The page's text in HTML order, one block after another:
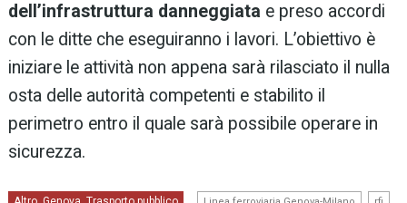
dell’infrastruttura danneggiata e preso accordi
con le ditte che eseguiranno i lavori. L’obiettivo è
iniziare le attività non appena sarà rilasciato il nulla
osta delle autorità competenti e stabilito il
perimetro entro il quale sarà possibile operare in
sicurezza.